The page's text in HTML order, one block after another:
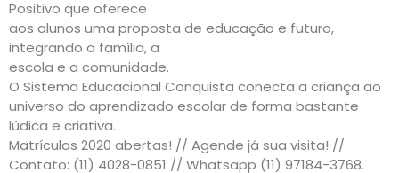
Positivo que oferece
aos alunos uma proposta de educação e futuro,
integrando a família, a
escola e a comunidade.
O Sistema Educacional Conquista conecta a criança ao
universo do aprendizado escolar de forma bastante
lúdica e criativa.
Matrículas 2020 abertas! // Agende já sua visita! //
Contato: (11) 4028-0851 // Whatsapp (11) 97184-3768.